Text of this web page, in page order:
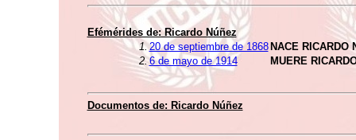
Efémérides de: Ricardo Núñez
1.20 de septiembre de 1868 NACE RICARDO
2.6 de mayo de 1914 MUERE
Documentos de: Ricardo Núñez